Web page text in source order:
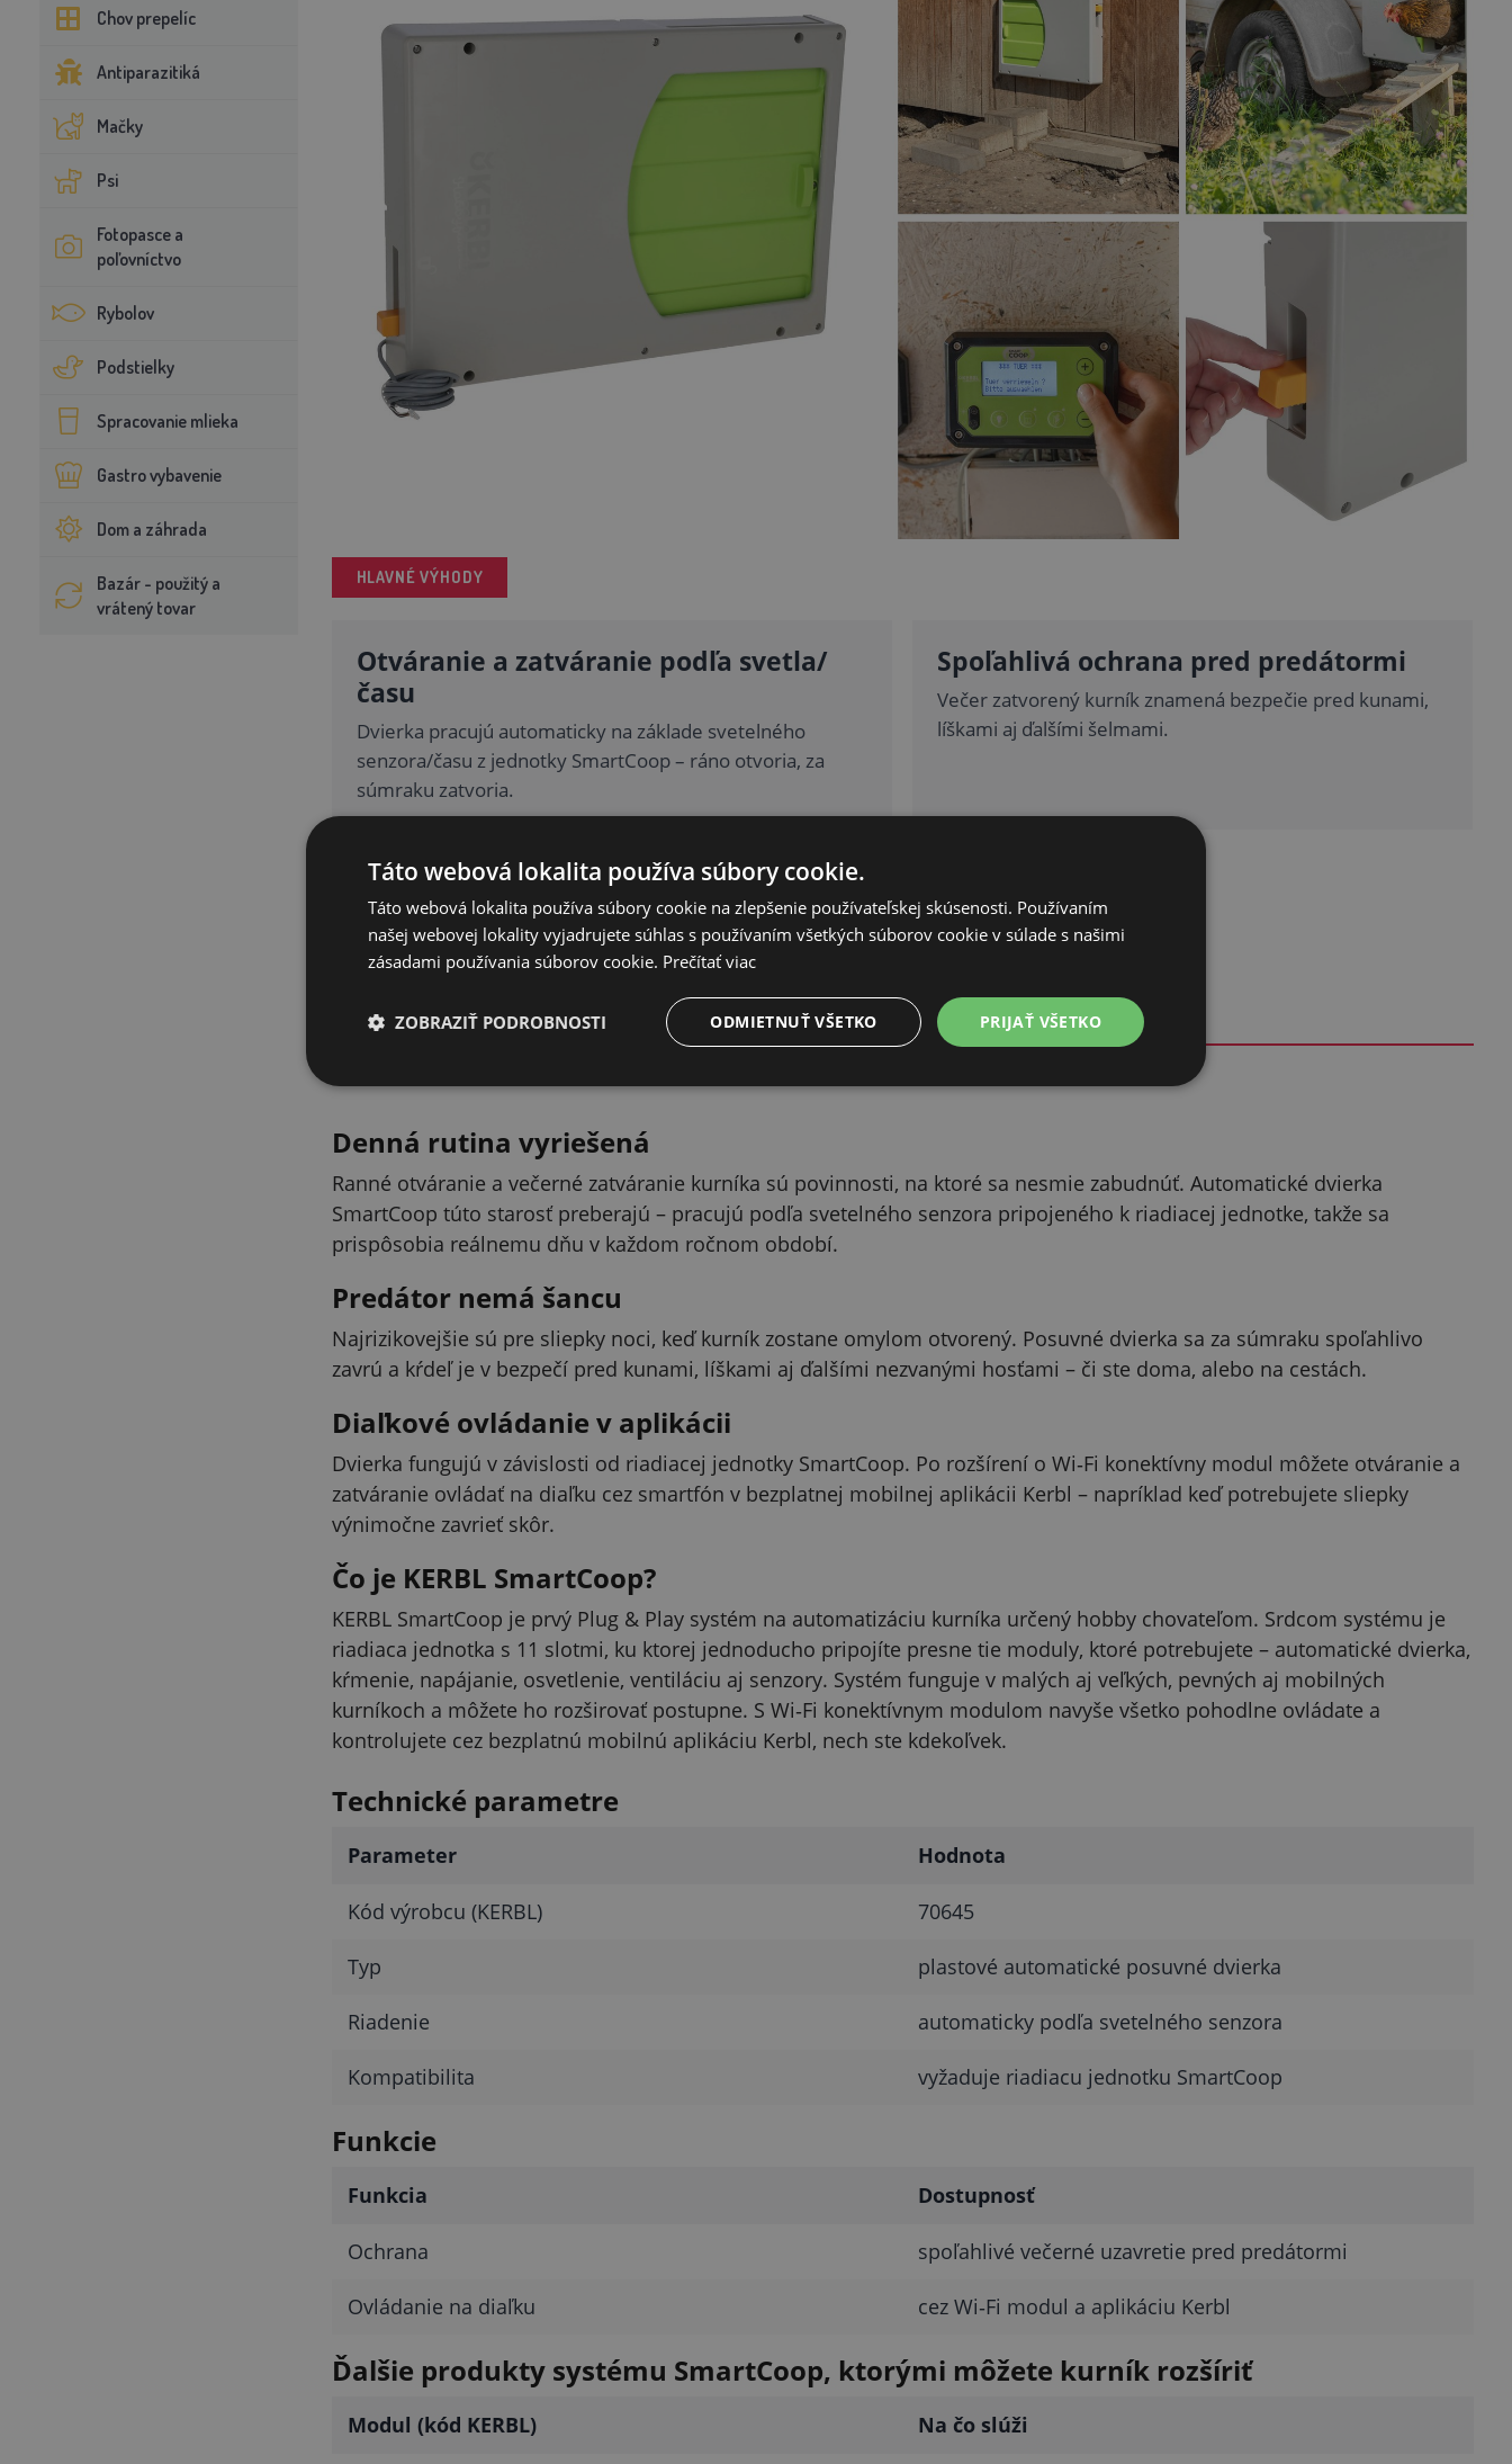
Chov prepelíc
Antiparazitiká
Mačky
Psi
Fotopasce a
poľovníctvo
Rybolov
Podstielky
Spracovanie mlieka
Gastro vybavenie
Dom a záhrada
Bazár - použitý a
vrátený tovar
HLAVNÉ VÝHODY
Otváranie a zatváranie podľa svetla/
času
Dvierka pracujú automaticky na základe svetelného
senzora/času z jednotky SmartCoop – ráno otvoria, za
súmraku zatvoria.
Spoľahlivá ochrana pred predátormi
Večer zatvorený kurník znamená bezpečie pred kunami,
líškami aj ďalšími šelmami.
Ovládanie aj z mobilu
S Wi‑Fi modulom otvárate a zatvárate na diaľku v
bezplatnej aplikácii Kerbl.
PODROBNÝ POPIS
Denná rutina vyriešená
Ranné otváranie a večerné zatváranie kurníka sú povinnosti, na ktoré sa nesmie zabudnúť. Automatické dvierka
SmartCoop túto starosť preberajú – pracujú podľa svetelného senzora pripojeného k riadiacej jednotke, takže sa
prispôsobia reálnemu dňu v každom ročnom období.
Predátor nemá šancu
Najrizikovejšie sú pre sliepky noci, keď kurník zostane omylom otvorený. Posuvné dvierka sa za súmraku spoľahlivo
zavrú a kŕdeľ je v bezpečí pred kunami, líškami aj ďalšími nezvanými hosťami – či ste doma, alebo na cestách.
Diaľkové ovládanie v aplikácii
Dvierka fungujú v závislosti od riadiacej jednotky SmartCoop. Po rozšírení o Wi‑Fi konektívny modul môžete otváranie a
zatváranie ovládať na diaľku cez smartfón v bezplatnej mobilnej aplikácii Kerbl – napríklad keď potrebujete sliepky
výnimočne zavrieť skôr.
Čo je KERBL SmartCoop?
KERBL SmartCoop je prvý Plug & Play systém na automatizáciu kurníka určený hobby chovateľom. Srdcom systému je
riadiaca jednotka s 11 slotmi, ku ktorej jednoducho pripojíte presne tie moduly, ktoré potrebujete – automatické dvierka,
kŕmenie, napájanie, osvetlenie, ventiláciu aj senzory. Systém funguje v malých aj veľkých, pevných aj mobilných
kurníkoch a môžete ho rozširovať postupne. S Wi‑Fi konektívnym modulom navyše všetko pohodlne ovládate a
kontrolujete cez bezplatnú mobilnú aplikáciu Kerbl, nech ste kdekoľvek.
Technické parametre
Parameter Hodnota
Kód výrobcu (KERBL) 70645
Typ plastové automatické posuvné dvierka
Riadenie automaticky podľa svetelného senzora
Kompatibilita vyžaduje riadiacu jednotku SmartCoop
Funkcie
Funkcia Dostupnosť
Ochrana spoľahlivé večerné uzavretie pred predátormi
Ovládanie na diaľku cez Wi‑Fi modul a aplikáciu Kerbl
Ďalšie produkty systému SmartCoop, ktorými môžete kurník rozšíriť
Modul (kód KERBL) Na čo slúži
Táto webová lokalita používa súbory cookie.
Táto webová lokalita používa súbory cookie na zlepšenie používateľskej skúsenosti. Používaním
našej webovej lokality vyjadrujete súhlas s používaním všetkých súborov cookie v súlade s našimi
zásadami používania súborov cookie. Prečítať viac
PRIJAŤ VŠETKO
ODMIETNUŤ VŠETKO
ZOBRAZIŤ PODROBNOSTI